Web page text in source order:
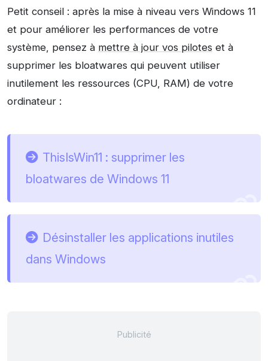
Petit conseil : après la mise à niveau vers Windows 11
et pour améliorer les performances de votre
système, pensez à mettre à jour vos pilotes et à
supprimer les bloatwares qui peuvent utiliser
inutilement les ressources (CPU, RAM) de votre
ordinateur :
ThisIsWin11 : supprimer les
bloatwares de Windows 11
Désinstaller les applications inutiles
dans Windows